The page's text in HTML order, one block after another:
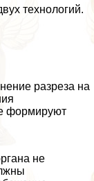
технологий.
разреза на
формируют
не